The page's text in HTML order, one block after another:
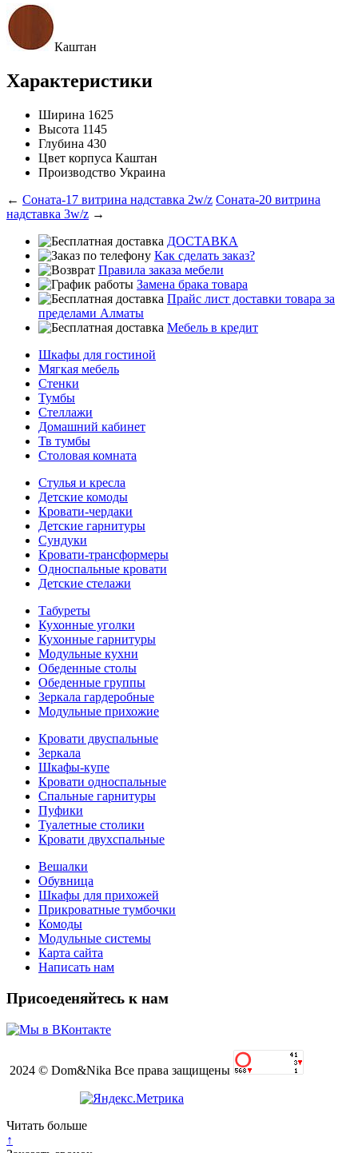
Каштан
Характеристики
Ширина 1625
Высота 1145
Глубина 430
Цвет корпуса Каштан
Производство Украина
← Соната-17 витрина надставка 2w/z Соната-20 витрина
надставка 3w/z →
ДОСТАВКА
Как сделать заказ?
Правила заказа мебели
Замена брака товара
Прайс лист доставки товара за
пределами Алматы
Мебель в кредит
Шкафы для гостиной
Мягкая мебель
Стенки
Тумбы
Стеллажи
Домашний кабинет
Тв тумбы
Столовая комната
Стулья и кресла
Детские комоды
Кровати-чердаки
Детские гарнитуры
Сундуки
Кровати-трансформеры
Односпальные кровати
Детские стелажи
Табуреты
Кухонные уголки
Кухонные гарнитуры
Модульные кухни
Обеденные столы
Обеденные группы
Зеркала гардеробные
Модульные прихожие
Кровати двуспальные
Зеркала
Шкафы-купе
Кровати односпальные
Спальные гарнитуры
Пуфики
Туалетные столики
Кровати двухспальные
Вешалки
Обувница
Шкафы для прихожей
Прикроватные тумбочки
Комоды
Модульные системы
Карта сайта
Написать нам
Присоеденяйтесь к нам
2024 © Dom&Nika Все права защищены
Читать больше
↑